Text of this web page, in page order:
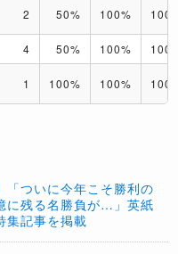
2 50% 100%
4 50% 100%
1 100% 100%
「ついに今年こそ勝利の
に残る名勝負が…」英紙
集記事を掲載